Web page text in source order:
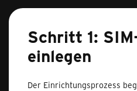
Schritt 1:
einlegen
Der Einrichtungsprozess